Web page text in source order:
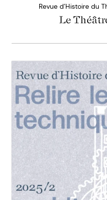
Revue d’Histoire du
Le